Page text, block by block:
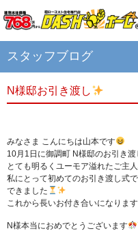
超ローコスト住宅専門店
スタッフブログ
N様邸お引き渡し
みなさま こんにちは山本です
10月1日に御調町 N様邸のお引き
とても明るくユーモア溢れたご主
私にとって初めてのお引き渡し式
できました
これから長いお付き合いになりま
N様本当におめでとうございます